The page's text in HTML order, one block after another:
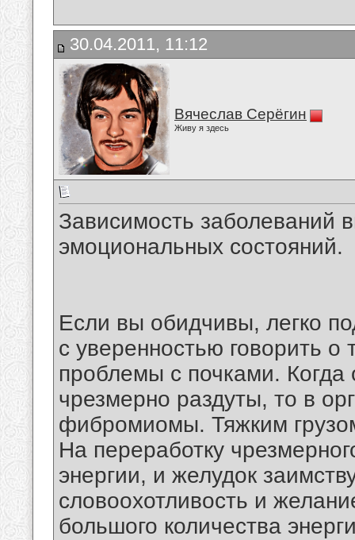
30.04.2011, 11:12
Вячеслав Серёгин
Живу я здесь
Зависимость заболеваний
эмоциональных состояний.
Если вы обидчивы, легко
с уверенностью говорить о
проблемы с почками.
чрезмерно раздуты, то в
фибромиомы. Тяжким
На переработку
энергии, и желудок
словоохотливость и
большого количества